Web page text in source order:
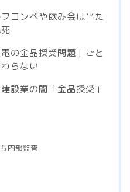
コンペや飲み会は当た
の金品授受問題」ごと
らない
設業の闇「金品授受」
内部監査